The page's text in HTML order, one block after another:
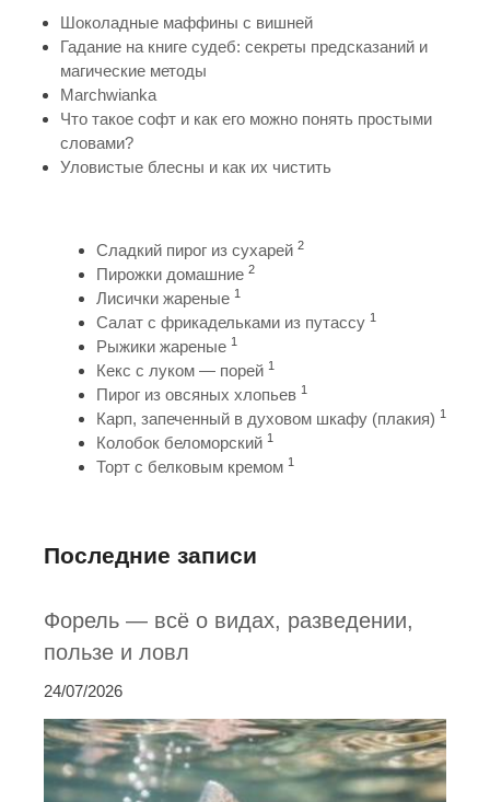
Шоколадные маффины с вишней
Гадание на книге судеб: секреты предсказаний и
магические методы
Marchwianka
Что такое софт и как его можно понять простыми
словами?
Уловистые блесны и как их чистить
Сладкий пирог из сухарей 2
Пирожки домашние 2
Лисички жареные 1
Салат с фрикадельками из путассу 1
Рыжики жареные 1
Кекс с луком — порей 1
Пирог из овсяных хлопьев 1
Карп, запеченный в духовом шкафу (плакия) 1
Колобок беломорский 1
Торт с белковым кремом 1
Последние записи
Форель — всё о видах, разведении,
пользе и ловл
24/07/2026